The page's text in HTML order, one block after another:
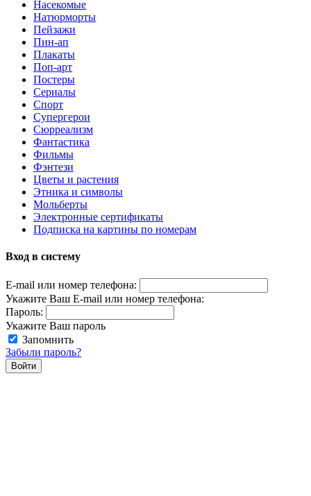
Насекомые
Натюрморты
Пейзажи
Пин-ап
Плакаты
Поп-арт
Постеры
Сериалы
Спорт
Супергерои
Сюрреализм
Фантастика
Фильмы
Фэнтези
Цветы и растения
Этника и символы
Мольберты
Электронные сертификаты
Подписка на картины по номерам
Вход в систему
E-mail или номер телефона:
Укажите Ваш E-mail или номер телефона:
Пароль:
Укажите Ваш пароль
Запомнить
Забыли пароль?